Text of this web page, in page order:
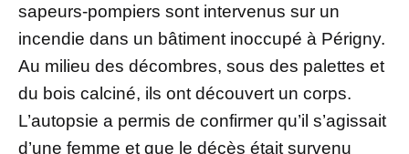
sapeurs-pompiers sont intervenus sur un
incendie dans un bâtiment inoccupé à Périgny.
Au milieu des décombres, sous des palettes et
du bois calciné, ils ont découvert un corps.
L’autopsie a permis de confirmer qu’il s’agissait
d’une femme et que le décès était survenu